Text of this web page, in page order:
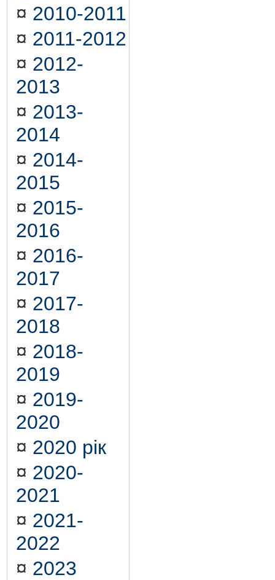
¤ 2010-2011
¤ 2011-2012
¤ 2012-
2013
¤ 2013-
2014
¤ 2014-
2015
¤ 2015-
2016
¤ 2016-
2017
¤ 2017-
2018
¤ 2018-
2019
¤ 2019-
2020
¤ 2020 рік
¤ 2020-
2021
¤ 2021-
2022
¤ 2023